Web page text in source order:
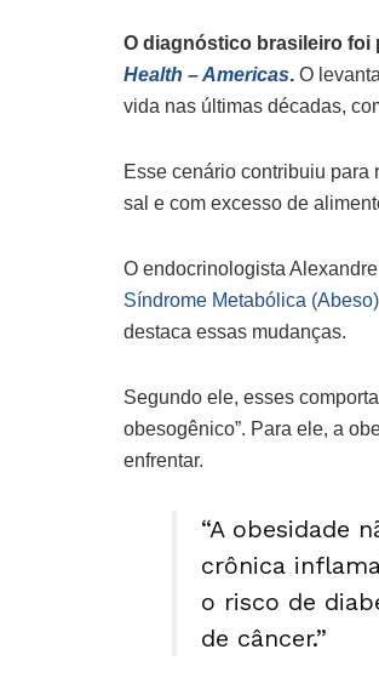
O diagnóstico brasileiro foi
Health – Americas. O
vida nas últimas décadas,
Esse cenário contribuiu
sal e com excesso de
O endocrinologista
Síndrome Metabólica (Abeso)
destaca essas mudanças.
Segundo ele, esses
obesogênico”. Para ele, a
enfrentar.
“A obesidade
crônica
o risco de
de câncer.”